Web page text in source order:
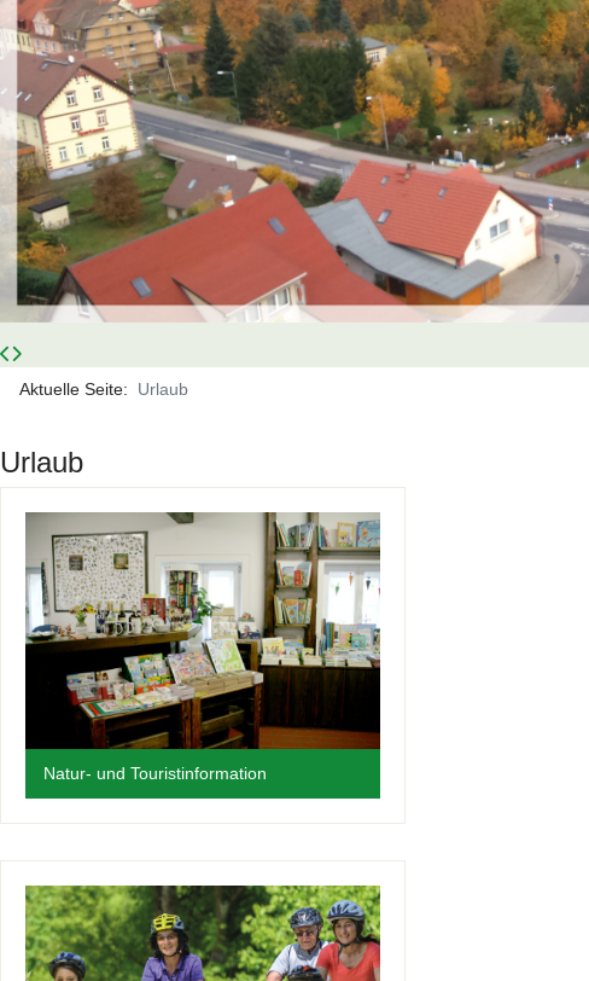
Aktuelle Seite: Urlaub
Urlaub
Natur- und Touristinformation